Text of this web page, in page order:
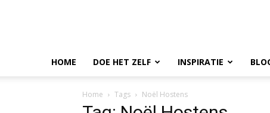
HOME DOE HET ZELF INSPIRATIE
Home Tags Noël Hostens